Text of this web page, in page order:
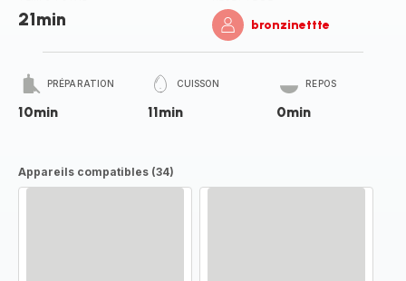
21min bronzinettte
PRÉPARATION
10min
CUISSON
11min
REPOS
0min
Appareils compatibles (34)